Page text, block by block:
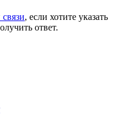
, если хотите указать
ответ.